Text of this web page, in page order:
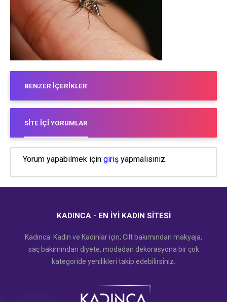
BENZER İÇERIKLER
SITE İÇI YORUMLAR
Yorum yapabilmek için giriş yapmalısınız.
KADINCA - EN İYI KADIN SITESI
Kadınca: Kadın ve Kadınlar için; Cilt bakımından makyaja,
saç bakımından diyete, modadan dekorasyona bir çok
kategoride yenilikleri takip edebilirsiniz.